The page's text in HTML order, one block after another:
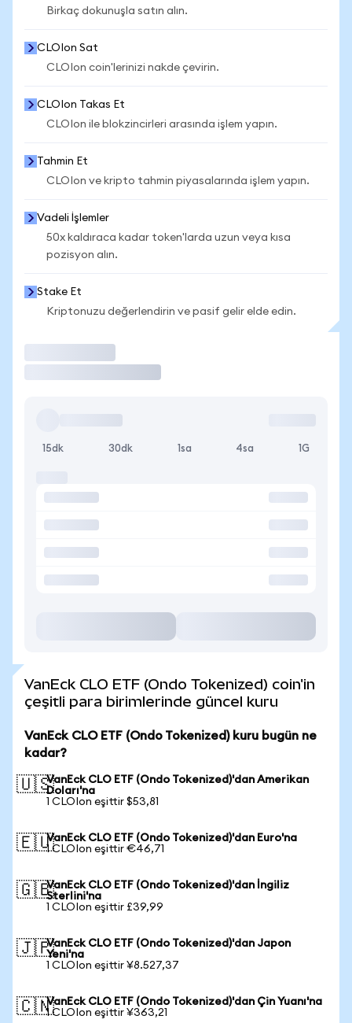
Birkaç dokunuşla satın alın.
CLOIon Sat
CLOIon coin'lerinizi nakde çevirin.
CLOIon Takas Et
CLOIon ile blokzincirleri arasında işlem yapın.
Tahmin Et
CLOIon ve kripto tahmin piyasalarında işlem yapın.
Vadeli İşlemler
50x kaldıraca kadar token'larda uzun veya kısa
pozisyon alın.
Stake Et
Kriptonuzu değerlendirin ve pasif gelir elde edin.
15dk 30dk 1sa 4sa 1G
VanEck CLO ETF (Ondo Tokenized) coin'in
çeşitli para birimlerinde güncel kuru
VanEck CLO ETF (Ondo Tokenized) kuru bugün ne
kadar?
🇺🇸VanEck CLO ETF (Ondo Tokenized)'dan Amerikan
Doları'na
1 CLOIon eşittir $53,81
🇪🇺VanEck CLO ETF (Ondo Tokenized)'dan Euro'na
1 CLOIon eşittir €46,71
🇬🇧VanEck CLO ETF (Ondo Tokenized)'dan İngiliz
Sterlini'na
1 CLOIon eşittir £39,99
🇯🇵VanEck CLO ETF (Ondo Tokenized)'dan Japon
Yeni'na
1 CLOIon eşittir ¥8.527,37
🇨🇳VanEck CLO ETF (Ondo Tokenized)'dan Çin Yuanı'na
1 CLOIon eşittir ¥363,21